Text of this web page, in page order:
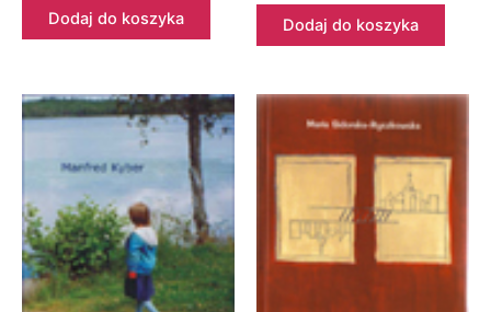
Dodaj do koszyka Dodaj do koszyka